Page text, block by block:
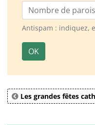
Nombre de
Antispam : indiquez,
OK
Les grandes fêtes